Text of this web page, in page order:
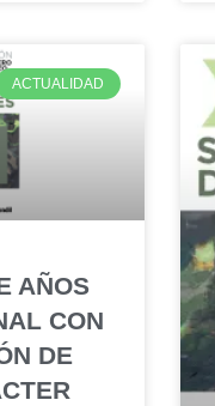
ACTUALIDAD
AÑOS
CON
DE